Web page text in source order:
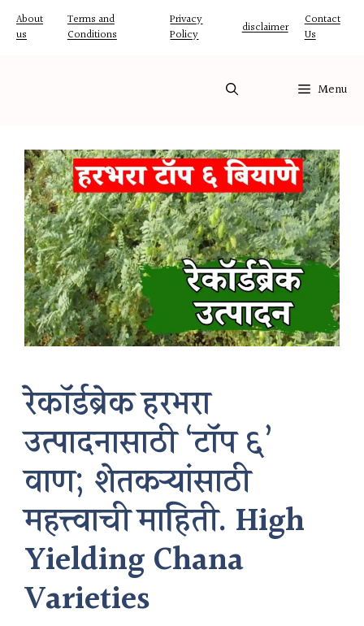
Skip
About
us
Terms and
Conditions
Privacy
Policy
disclaimer
Contact
Us
Menu
रेकॉर्डब्रेक हरभरा
उत्पादनासाठी ‘टॉप ६’
वाण; शेतकऱ्यांसाठी
महत्त्वाची माहिती. High
Yielding Chana
Varieties